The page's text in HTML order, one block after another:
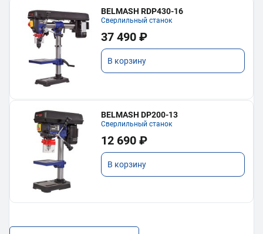
BELMASH RDP430-16
Сверлильный станок
37 490 ₽
В корзину
BELMASH DP200-13
Сверлильный станок
12 690 ₽
В корзину